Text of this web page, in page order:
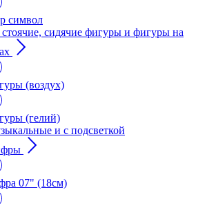
символ
сидячие фигуры и фигуры на
(воздух)
(гелий)
и с подсветкой
07" (18см)